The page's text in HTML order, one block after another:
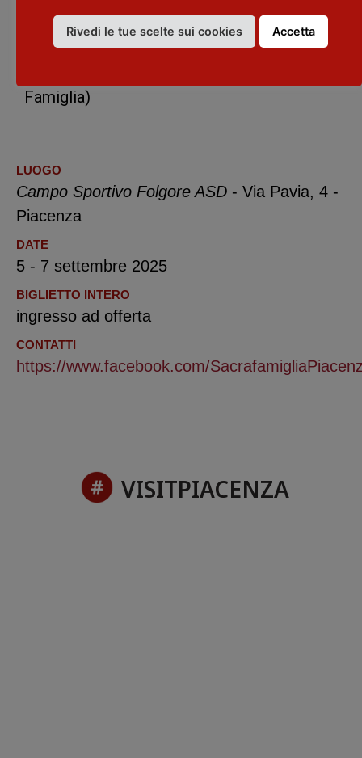
Santa Messapresso il campo sportivo
Folgore (in caso di maltempo, sarà
Famiglia)
LUOGO
Campo Sportivo Folgore ASD - Via Pavia, 4 -
Piacenza
DATE
5 - 7 settembre 2025
BIGLIETTO INTERO
ingresso ad offerta
CONTATTI
https://www.facebook.com/
VISITPIACENZA
Rivedi le tue scelte sui cookies Accetta